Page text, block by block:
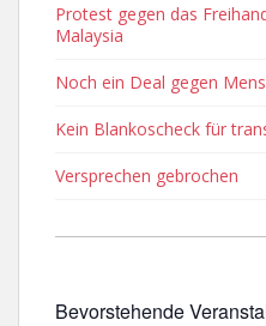
Protest gegen das
Malaysia
Noch ein Deal gegen
Kein Blankoscheck für
Versprechen gebrochen
Bevorstehende